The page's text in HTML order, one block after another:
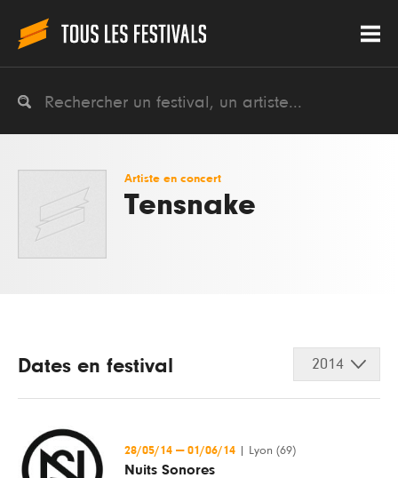
Artiste en concert
Tensnake
Dates en festival 2014
28/05/14 — 01/06/14 Lyon (69)
Nuits Sonores